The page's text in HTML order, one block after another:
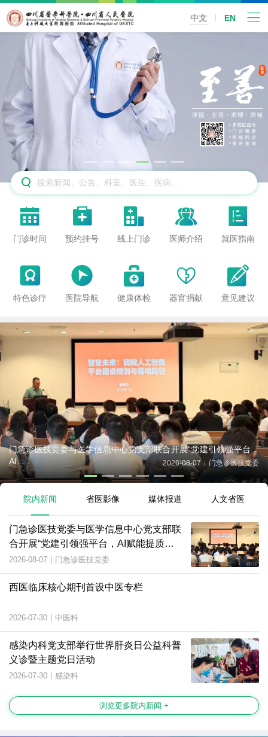
中文 EN


门诊时间

预约挂号

线上门诊

医师介绍

就医指南

特色诊疗

医院导航

健康体检

器官捐献

意见建议
门急诊医技党委与医学信息中心党支部联合开展“党建引领强平台，
AI...
2026-08-07 | 门急诊医技党委
院内新闻 省医影像 媒体报道 人文省医
门急诊医技党委与医学信息中心党支部联
合开展“党建引领强平台，AI赋能提质
效”主题党日活动
2026-08-07 | 门急诊医技党委
西医临床核心期刊首设中医专栏
2026-07-30 | 中医科
感染内科党支部举行世界肝炎日公益科普
义诊暨主题党日活动
2026-07-30 | 感染科
浏览更多院内新闻 +